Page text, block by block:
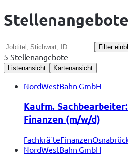
Stellenangebote
Filter
5 Stellenangebote
Listenansicht Kartenansicht
NordWestBahn GmbH
Kaufm.
Finanzen (m/w/d)
FachkräfteFinanzen
NordWestBahn GmbH